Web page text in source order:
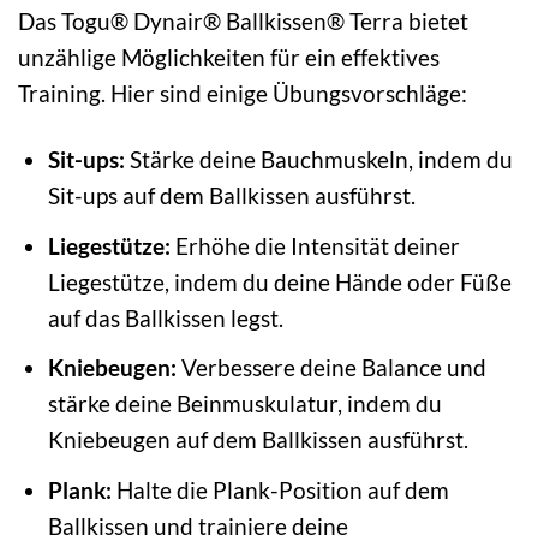
Das Togu® Dynair® Ballkissen® Terra bietet
unzählige Möglichkeiten für ein effektives
Training. Hier sind einige Übungsvorschläge:
Sit-ups: Stärke deine Bauchmuskeln, indem du
Sit-ups auf dem Ballkissen ausführst.
Liegestütze: Erhöhe die Intensität deiner
Liegestütze, indem du deine Hände oder Füße
auf das Ballkissen legst.
Kniebeugen: Verbessere deine Balance und
stärke deine Beinmuskulatur, indem du
Kniebeugen auf dem Ballkissen ausführst.
Plank: Halte die Plank-Position auf dem
Ballkissen und trainiere deine